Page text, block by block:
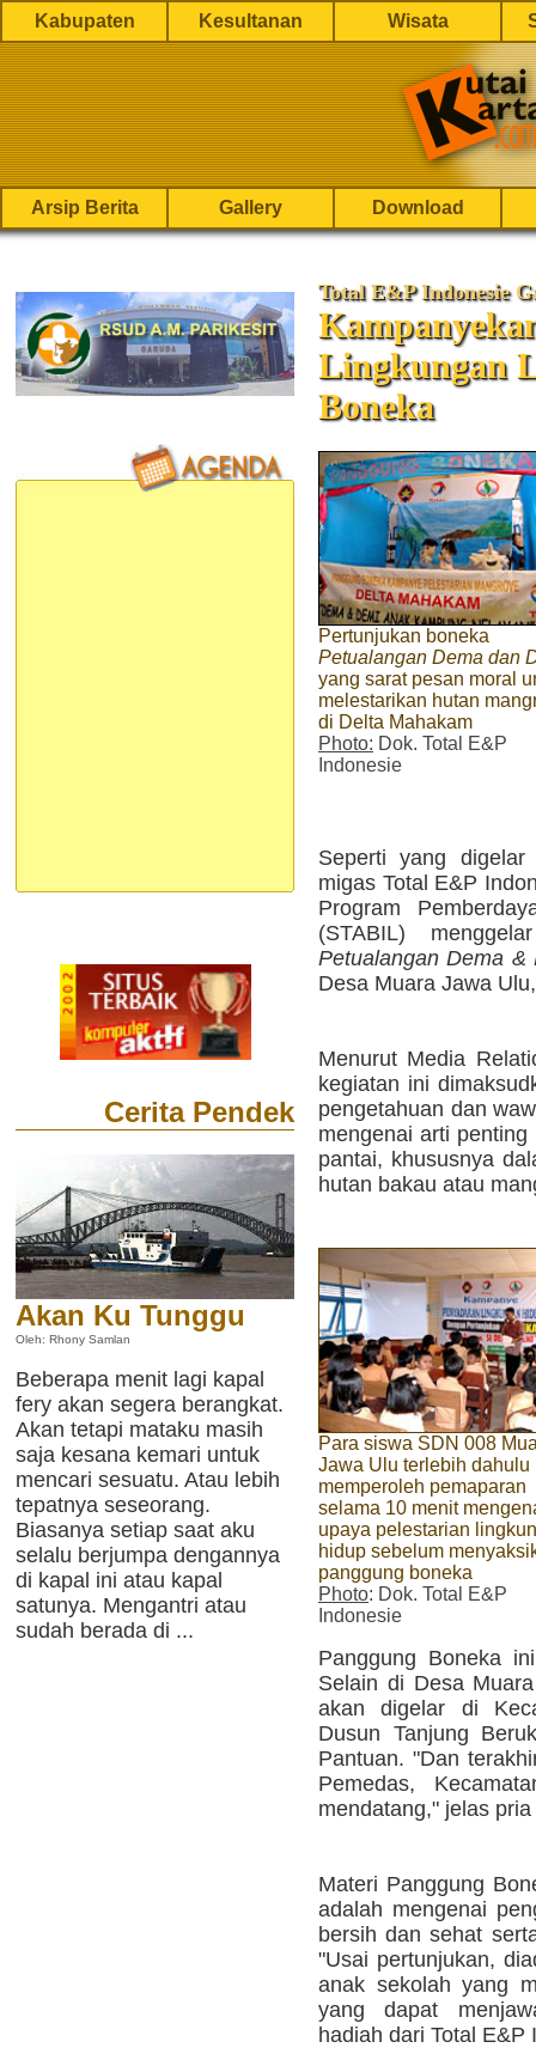
Kabupaten Kesultanan Wisata
Arsip Berita Gallery Download
Cerita Pendek
Akan Ku Tunggu
Oleh: Rhony Samlan
Beberapa menit lagi kapal
fery akan segera berangkat.
Akan tetapi mataku masih
saja kesana kemari untuk
mencari sesuatu. Atau lebih
tepatnya seseorang.
Biasanya setiap saat aku
selalu berjumpa dengannya
di kapal ini atau kapal
satunya. Mengantri atau
sudah berada di ...
Total E&P Indonesie
Lingkungan
Boneka
Pertunjukan boneka
Petualangan Dema dan
yang sarat pesan moral
melestarikan hutan
di Delta Mahakam
Photo: Dok. Total E&P
Indonesie
Seperti yang
migas Total E&P
Program
(STABIL)
Petualangan Dema &
Desa Muara Jawa
Menurut Media
kegiatan ini
pengetahuan dan
mengenai arti
pantai, khususnya
hutan bakau atau
Para siswa SDN 008
Jawa Ulu terlebih dahulu
memperoleh pemaparan
selama 10 menit
upaya pelestarian
hidup sebelum
panggung boneka
Photo: Dok. Total E&P
Indonesie
Panggung Boneka
Selain di Desa
akan digelar di
Dusun Tanjung
Pantuan. "Dan
Pemedas,
mendatang," jelas
Materi Panggung
adalah mengenai
bersih dan sehat
"Usai pertunjukan,
anak sekolah yang
yang dapat
hadiah dari Total E&P